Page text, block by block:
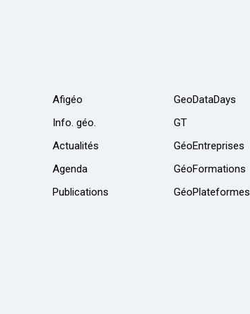
Afigéo
Info. géo.
Actualités
Agenda
Publications
GeoDataDays
GT
GéoEntreprises
GéoFormations
GéoPlateformes